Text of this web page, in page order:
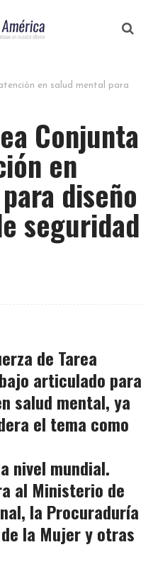
en salud mental para
Conjunta
en
diseño
seguridad
de Tarea
articulado para
salud mental, ya
el tema como
nivel mundial.
al Ministerio de
la Procuraduría
la Mujery otras